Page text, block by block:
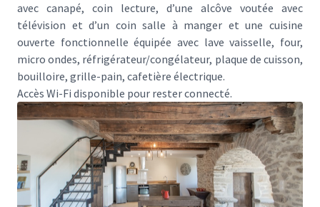
avec canapé, coin lecture, d’une alcôve voutée avec
télévision et d’un coin salle à manger et une cuisine
ouverte fonctionnelle équipée avec lave vaisselle, four,
micro ondes, réfrigérateur/congélateur, plaque de cuisson,
bouilloire, grille-pain, cafetière électrique.
Accès Wi-Fi disponible pour rester connecté.